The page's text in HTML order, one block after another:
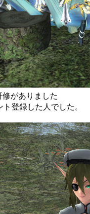
がありました
登録した人でした。